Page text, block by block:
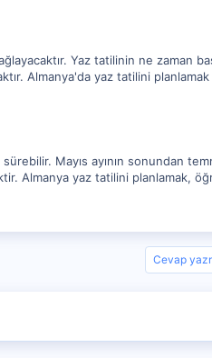
Yaz tatilinin ne zaman
Almanya'da yaz tatilini
Mayıs ayının sonundan
Almanya yaz tatilini planlamak,
Cevap